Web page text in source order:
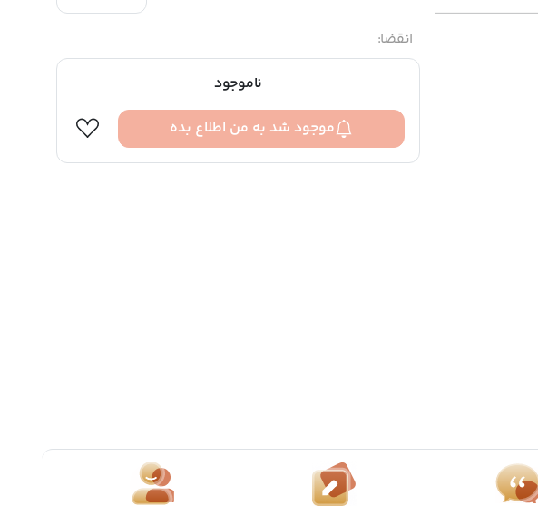
انقضا:
ناموجود
موجود شد به من اطلاع بده